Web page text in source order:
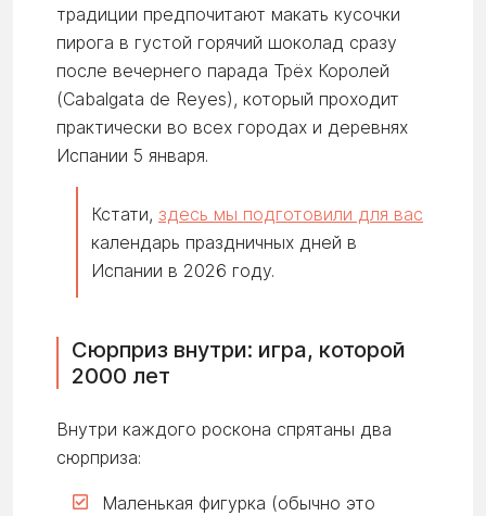
традиции предпочитают макать кусочки
пирога в густой горячий шоколад сразу
после вечернего парада Трёх Королей
(Cabalgata de Reyes), который проходит
практически во всех городах и деревнях
Испании 5 января.
Кстати, здесь мы подготовили для вас
календарь праздничных дней в
Испании в 2026 году.
Сюрприз внутри: игра, которой
2000 лет
Внутри каждого роскона спрятаны два
сюрприза:
Маленькая фигурка (обычно это